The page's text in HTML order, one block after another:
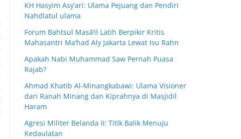
KH Hasyim Asy’ari: Ulama Pejuang dan Pendiri
Nahdlatul ulama
Forum Bahtsul Masā’il Latih Berpikir Kritis
Mahasantri Ma’had Aly Jakarta Lewat Isu Rahn
Apakah Nabi Muhammad Saw Pernah Puasa
Rajab?
Ahmad Khatib Al-Minangkabawi: Ulama Visioner
dari Ranah Minang dan Kiprahnya di Masjidil
Haram
Agresi Militer Belanda II: Titik Balik Menuju
Kedaulatan